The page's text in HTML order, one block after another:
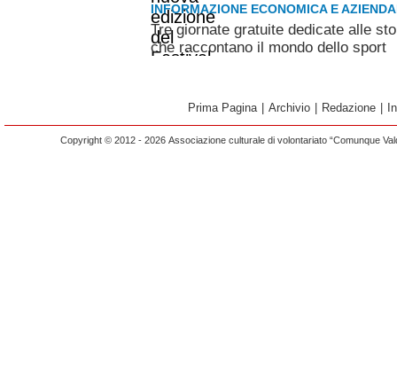
INFORMAZIONE ECONOMICA E
Tre giornate gratuite dedicate alle
che raccontano il mondo dello sport
Prima Pagina Archivio Redazione
Copyright © 2012 - 2026 Associazione culturale di volontariato “Comunque